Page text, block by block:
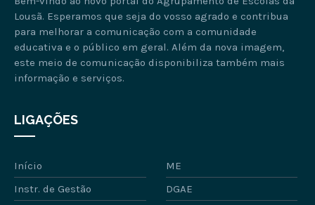
Lousã. Esperamos que seja do vosso agrado e contribua
para melhorar a comunicação com a comunidade
educativa e o público em geral. Além da nova imagem,
este meio de comunicação disponibiliza também mais
informação e serviços.
LIGAÇÕES
Início
ME
Instr. de Gestão
DGAE